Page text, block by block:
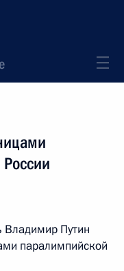
Путин
паралимпийской